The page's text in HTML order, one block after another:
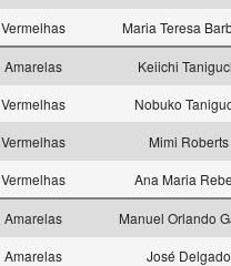
Vermelhas Maria Teresa
Amarelas
Keiichi
Vermelhas
Nobuko
Vermelhas
Mimi Roberts
Vermelhas Ana Maria
Amarelas
Manuel Orlando
Amarelas
José Delgado